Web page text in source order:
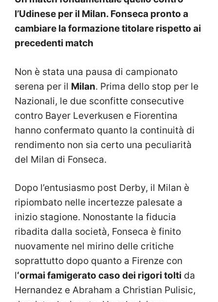
l’Udinese per il Milan. Fonseca pronto a
cambiare la formazione titolare rispetto ai
precedenti match
Non è stata una pausa di campionato
serena per il Milan. Prima dello stop per le
Nazionali, le due sconfitte consecutive
contro Bayer Leverkusen e Fiorentina
hanno confermato quanto la continuità di
rendimento non sia certo una peculiarità
del Milan di Fonseca.
Dopo l’entusiasmo post Derby, il Milan è
ripiombato nelle incertezze palesate a
inizio stagione. Nonostante la fiducia
ribadita dalla società, Fonseca è finito
nuovamente nel mirino delle critiche
soprattutto dopo quanto a Firenze con
l‘ormai famigerato caso dei rigori tolti da
Hernandez e Abraham a Christian Pulisic,